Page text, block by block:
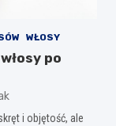
WŁOSY
po
i objętość, ale